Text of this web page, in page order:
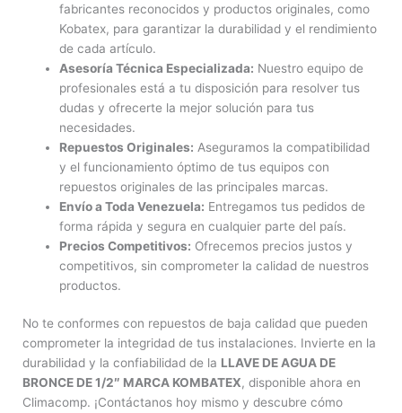
fabricantes reconocidos y productos originales, como
Kobatex, para garantizar la durabilidad y el rendimiento
de cada artículo.
Asesoría Técnica Especializada: Nuestro equipo de
profesionales está a tu disposición para resolver tus
dudas y ofrecerte la mejor solución para tus
necesidades.
Repuestos Originales: Aseguramos la compatibilidad
y el funcionamiento óptimo de tus equipos con
repuestos originales de las principales marcas.
Envío a Toda Venezuela: Entregamos tus pedidos de
forma rápida y segura en cualquier parte del país.
Precios Competitivos: Ofrecemos precios justos y
competitivos, sin comprometer la calidad de nuestros
productos.
No te conformes con repuestos de baja calidad que pueden
comprometer la integridad de tus instalaciones. Invierte en la
durabilidad y la confiabilidad de la LLAVE DE AGUA DE
BRONCE DE 1/2″ MARCA KOMBATEX, disponible ahora en
Climacomp. ¡Contáctanos hoy mismo y descubre cómo